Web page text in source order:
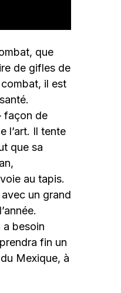
que
de gifles de
il est
façon de
l’art. Il tente
que sa
au tapis.
un grand
a besoin
fin un
Mexique, à